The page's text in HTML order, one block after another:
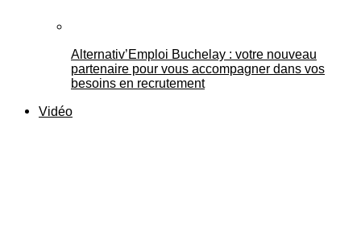
Alternativ’Emploi Buchelay : votre nouveau
partenaire pour vous accompagner dans vos
besoins en recrutement
Vidéo